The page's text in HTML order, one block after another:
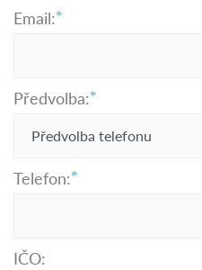
Email:
Předvolba:
Telefon:
IČO: